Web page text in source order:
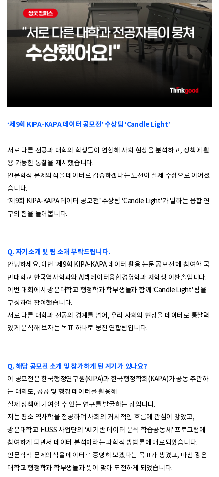
‘제9회 KIPA-KAPA 데이터 공모전’ 수상팀 ‘Candle Light’
서로 다른 전공과 대학의 학생들이 연합해 사회 현상을 분석하고, 정책에 활
용 가능한 통찰을 제시했습니다.
인문학적 문제의식을 데이터로 검증하겠다는 도전이 실제 수상으로 이어졌
습니다.
‘제9회 KIPA-KAPA 데이터 공모전’ 수상팀 ‘Candle Light’가 말하는 융합 연
구의 힘을 들어봅니다.
Q. 자기소개 및 팀 소개 부탁드립니다.
안녕하세요. 이번 ‘제9회 KIPA-KAPA 데이터 활용 논문 공모전’에 참여한 국
민대학교 한국역사학과와 AI빅데이터융합경영학과 재학생 이찬솔입니다.
이번 대회에서 광운대학교 행정학과 학부생들과 함께 ‘Candle Light’ 팀을
구성하여 참여했습니다.
서로 다른 대학과 전공의 경계를 넘어, 우리 사회의 현상을 데이터로 통찰력
있게 분석해 보자는 목표 하나로 뭉친 연합팀입니다.
Q. 해당 공모전 소개 및 참가하게 된 계기가 있나요?
이 공모전은 한국행정연구원(KIPA)과 한국행정학회(KAPA)가 공동 주관하
는 대회로, 공공 및 행정 데이터를 활용해
실제 정책에 기여할 수 있는 연구를 발굴하는 장입니다.
저는 평소 역사학을 전공하며 사회의 거시적인 흐름에 관심이 많았고,
광운대학교 HUSS 사업단의 ‘AI 기반 데이터 분석 학습공동체’ 프로그램에
참여하게 되면서 데이터 분석이라는 과학적 방법론에 매료되었습니다.
인문학적 문제의식을 데이터로 증명해 보겠다는 목표가 생겼고, 마침 광운
대학교 행정학과 학부생들과 뜻이 맞아 도전하게 되었습니다.